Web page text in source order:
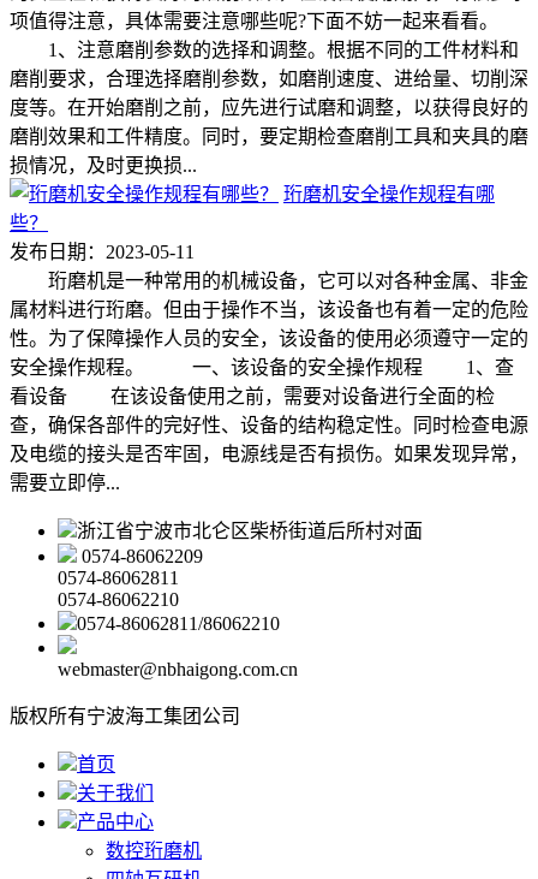
项值得注意，具体需要注意哪些呢?下面不妨一起来看看。
1、注意磨削参数的选择和调整。根据不同的工件材料和
磨削要求，合理选择磨削参数，如磨削速度、进给量、切削深
度等。在开始磨削之前，应先进行试磨和调整，以获得良好的
磨削效果和工件精度。同时，要定期检查磨削工具和夹具的磨
损情况，及时更换损...
珩磨机安全操作规程有哪
些？
发布日期：2023-05-11
珩磨机是一种常用的机械设备，它可以对各种金属、非金
属材料进行珩磨。但由于操作不当，该设备也有着一定的危险
性。为了保障操作人员的安全，该设备的使用必须遵守一定的
安全操作规程。 一、该设备的安全操作规程 1、查
看设备 在该设备使用之前，需要对设备进行全面的检
查，确保各部件的完好性、设备的结构稳定性。同时检查电源
及电缆的接头是否牢固，电源线是否有损伤。如果发现异常，
需要立即停...
浙江省宁波市北仑区柴桥街道后所村对面
0574-86062209
0574-86062811
0574-86062210
0574-86062811/86062210
webmaster@nbhaigong.com.cn
版权所有宁波海工集团公司
首页
关于我们
产品中心
数控珩磨机